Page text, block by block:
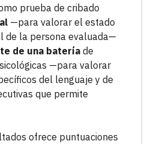
prueba de cribado
—para valorar el estado
de la persona evaluada—
de una batería de
—para valorar
del lenguaje y de
que permite
ofrece puntuaciones